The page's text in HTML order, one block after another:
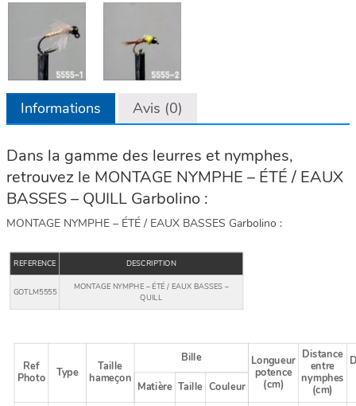
Informations Avis (0)
Dans la gamme des leurres et nymphes,
retrouvez le MONTAGE NYMPHE – ÉTÉ / EAUX
BASSES – QUILL Garbolino :
MONTAGE NYMPHE – ÉTÉ / EAUX BASSES Garbolino :
REFERENCE DESCRIPTION
GOTLM5555
MONTAGE NYMPHE – ÉTÉ / EAUX BASSES –
QUILL
Ref
Photo
Type
Taille
hameçon
Bille
Longueur
potence
(cm)
Distance
entre
nymphes
(cm)
Matière Taille Couleur